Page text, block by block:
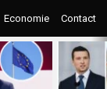
Economie Contact